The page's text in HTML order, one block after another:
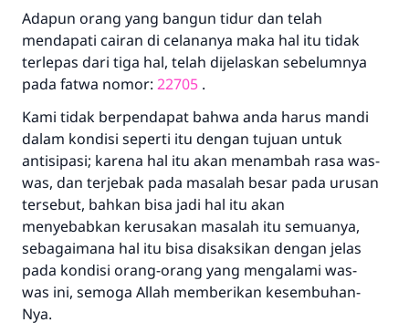
Adapun orang yang bangun tidur dan telah
mendapati cairan di celananya maka hal itu tidak
terlepas dari tiga hal, telah dijelaskan sebelumnya
pada fatwa nomor: 22705 .
Kami tidak berpendapat bahwa anda harus mandi
dalam kondisi seperti itu dengan tujuan untuk
antisipasi; karena hal itu akan menambah rasa was-
was, dan terjebak pada masalah besar pada urusan
tersebut, bahkan bisa jadi hal itu akan
menyebabkan kerusakan masalah itu semuanya,
sebagaimana hal itu bisa disaksikan dengan jelas
pada kondisi orang-orang yang mengalami was-
was ini, semoga Allah memberikan kesembuhan-
Nya.